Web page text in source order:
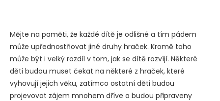
Mějte na paměti, že každé dítě je odlišné a tím pádem
může upřednostňovat jiné druhy hraček. Kromě toho
může být i velký rozdíl v tom, jak se dítě rozvíjí. Některé
děti budou muset čekat na některé z hraček, které
vyhovují jejich věku, zatímco ostatní děti budou
projevovat zájem mnohem dříve a budou připraveny